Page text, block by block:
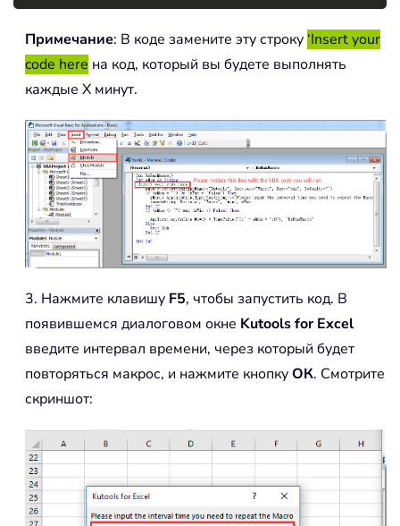
Примечание: В коде замените эту строку ‘Insert your
code here на код, который вы будете выполнять
каждые X минут.
3. Нажмите клавишу F5, чтобы запустить код. В
появившемся диалоговом окне Kutools for Excel
введите интервал времени, через который будет
повторяться макрос, и нажмите кнопкуОК. Смотрите
скриншот: